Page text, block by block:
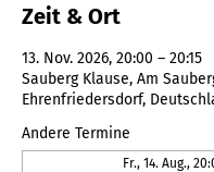
Zeit & Ort
13. Nov. 2026, 20:00 – 20:15
Sauberg Klause, Am
Ehrenfriedersdorf,
Andere Termine
Fr., 14. Aug.,